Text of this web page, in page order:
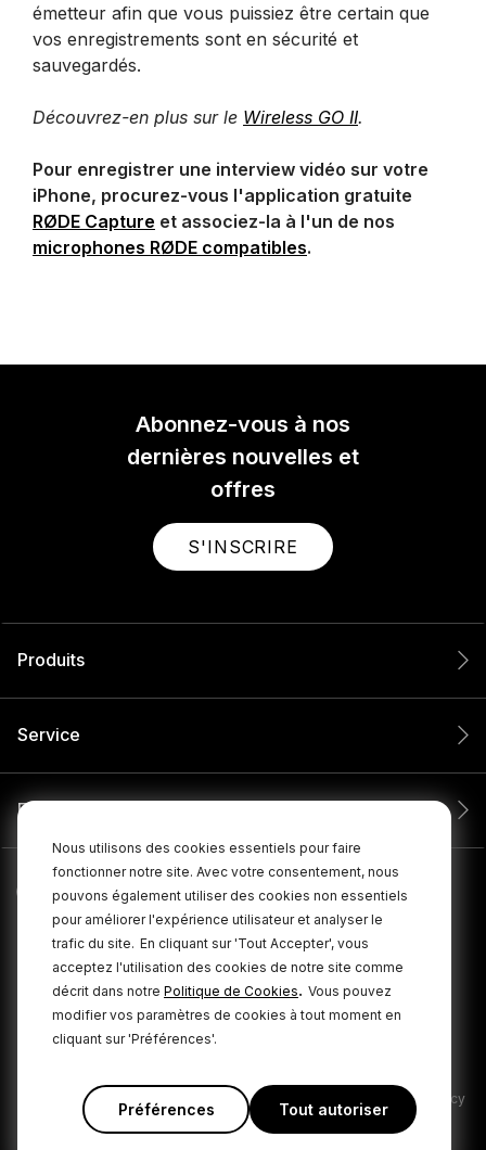
Nous utilisons des cookies essentiels pour faire
fonctionner notre site. Avec votre consentement, nous
pouvons également utiliser des cookies non essentiels
pour améliorer l'expérience utilisateur et analyser le
trafic du site. En cliquant sur 'Tout Accepter', vous
acceptez l'utilisation des cookies de notre site comme
décrit dans notre Politique de Cookies. Vous pouvez
modifier vos paramètres de cookies à tout moment en
cliquant sur 'Préférences'.
Préférences Tout autoriser
émetteur afin que vous puissiez être certain que
vos enregistrements sont en sécurité et
sauvegardés.
Découvrez-en plus sur le Wireless GO II.
Pour enregistrer une interview vidéo sur votre
iPhone, procurez-vous l'application gratuite
RØDE Capture et associez-la à l'un de nos
microphones RØDE compatibles.
Abonnez-vous à nos
dernières nouvelles et
offres
S'INSCRIRE
Produits
Service
Entreprise
Politique de confidentialité Conditions générales Cookie Policy